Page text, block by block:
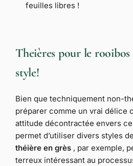
feuilles libres !
Theières pour le
style!
Bien que techniquement non-
préparer comme un vrai délice
attitude décontractée envers
permet d’utiliser divers styles
théière en grès , par exemple,
terreux intéressant au